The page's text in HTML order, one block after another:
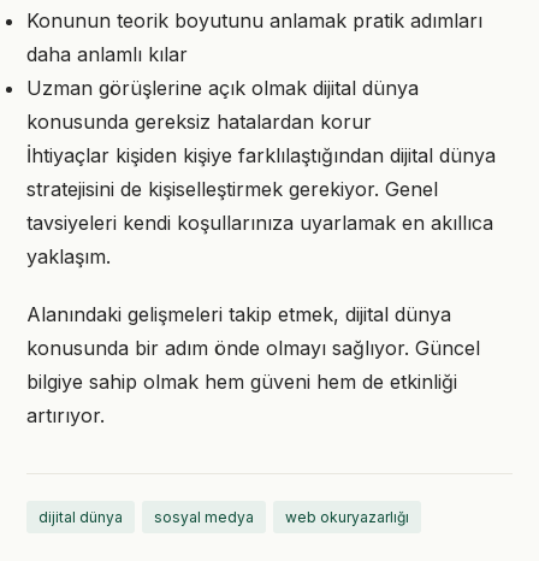
Konunun teorik boyutunu anlamak pratik adımları
daha anlamlı kılar
Uzman görüşlerine açık olmak dijital dünya
konusunda gereksiz hatalardan korur
İhtiyaçlar kişiden kişiye farklılaştığından dijital dünya
stratejisini de kişiselleştirmek gerekiyor. Genel
tavsiyeleri kendi koşullarınıza uyarlamak en akıllıca
yaklaşım.
Alanındaki gelişmeleri takip etmek, dijital dünya
konusunda bir adım önde olmayı sağlıyor. Güncel
bilgiye sahip olmak hem güveni hem de etkinliği
artırıyor.
dijital dünya sosyal medya web okuryazarlığı